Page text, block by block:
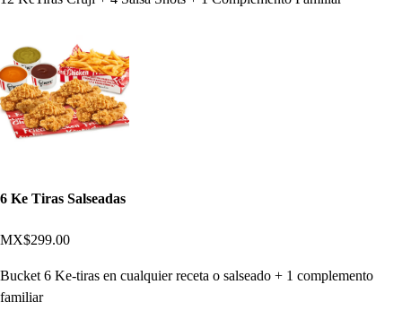
6 Ke Tiras Salseadas
MX$299.00
Bucket 6 Ke-tiras en cualquier receta o salseado + 1 complemento
familiar